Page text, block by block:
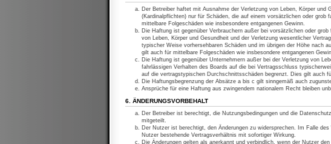
Der Betreiber haftet mit Ausnahme der Verletzung von Leben, Körper und
(Kardinalpflichten) nur für Schäden, die auf einem vorsätzlichen oder
mittelbare Folgeschäden wie insbesondere entgangenen Gewinn.
Die Haftung ist gegenüber Verbrauchern außer bei vorsätzlichen oder
von Leben, Körper und Gesundheit und der Verletzung wesentlicher
typischer Weise vorhersehbaren Schäden und im übrigen der Höhe nach
gilt auch für mittelbare Folgeschäden wie insbesondere entgangenen
Die Haftung ist gegenüber Unternehmern außer bei der Verletzung von
fahrlässigen Verhalten des Boards auf die bei Vertragsschluss
auf die vertragstypischen Durchschnittsschäden begrenzt. Dies gilt auch
Die Haftungsbegrenzung der Absätze a bis c gilt sinngemäß auch
Ansprüche für eine Haftung aus zwingendem nationalem Recht bleiben
6. ÄNDERUNGSVORBEHALT
Der Betreiber ist berechtigt, die Nutzungsbedingungen und die
mitgeteilt.
Der Nutzer ist berechtigt, den Änderungen zu widersprechen. Im Falle
Nutzer bestehende Vertragsverhältnis mit sofortiger Wirkung.
Die Änderungen gelten als anerkannt und verbindlich, wenn der Nutzer